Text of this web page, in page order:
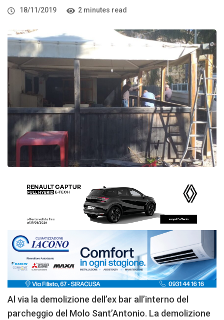
18/11/2019
2 minutes read
Al via la demolizione dell’ex bar all’interno del
parcheggio del Molo Sant’Antonio. La demolizione